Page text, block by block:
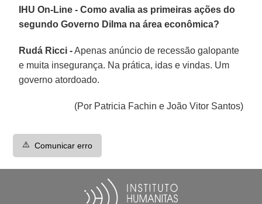
IHU On-Line - Como avalia as primeiras ações do
segundo Governo Dilma na área econômica?
Rudá Ricci -Apenas anúncio de recessão galopante
e muita insegurança. Na prática, idas e vindas. Um
governo atordoado.
(Por Patricia Fachin e João Vitor Santos)
⚠️ Comunicar erro